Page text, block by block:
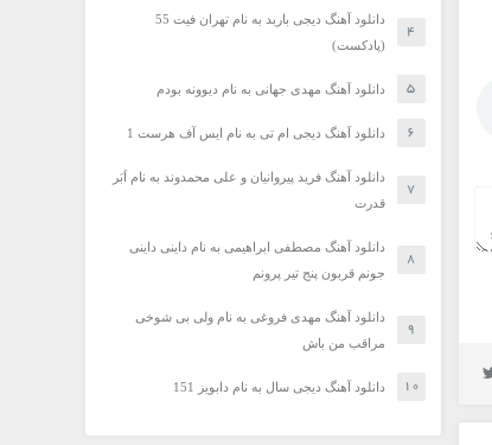
دانلود آهنگ دیجی باربد به نام تهران فیت 55
(پادکست)
دانلود آهنگ مهدی جهانی به نام دیوونه بودم
دانلود آهنگ دیجی ام تی به نام ایس آف هرست 1
دانلود آهنگ فرید پیروانیان و علی محمدوند به نام اَبَر
قدرت
دانلود آهنگ مصطفی ابراهیمی به نام داینی داینی
جونم قربون پنج تیر پرونم
دانلود آهنگ مهدی فروغی به نام ولی بی شوخی
مراقب من باش
دانلود آهنگ دیجی سال به نام دابویز 151